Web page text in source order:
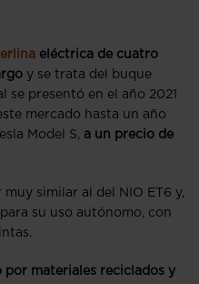
eléctrica de cuatro
y se trata del buque
se presentó en el año 2021
mercado hasta un año
Model S, a un precio de
similar al del NIO ET6 y,
su uso autónomo, con
materiales reciclados y